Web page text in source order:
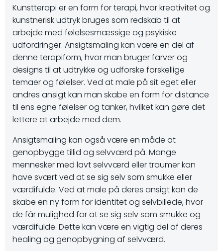
Kunstterapi er en form for terapi, hvor kreativitet og
kunstnerisk udtryk bruges som redskab til at
arbejde med følelsesmæssige og psykiske
udfordringer. Ansigtsmaling kan være en del af
denne terapiform, hvor man bruger farver og
designs til at udtrykke og udforske forskellige
temaer og følelser. Ved at male på sit eget eller
andres ansigt kan man skabe en form for distance
til ens egne følelser og tanker, hvilket kan gøre det
lettere at arbejde med dem.
Ansigtsmaling kan også være en måde at
genopbygge tillid og selvværd på. Mange
mennesker med lavt selvværd eller traumer kan
have svært ved at se sig selv som smukke eller
værdifulde. Ved at male på deres ansigt kan de
skabe en ny form for identitet og selvbillede, hvor
de får mulighed for at se sig selv som smukke og
værdifulde. Dette kan være en vigtig del af deres
healing og genopbygning af selvværd.